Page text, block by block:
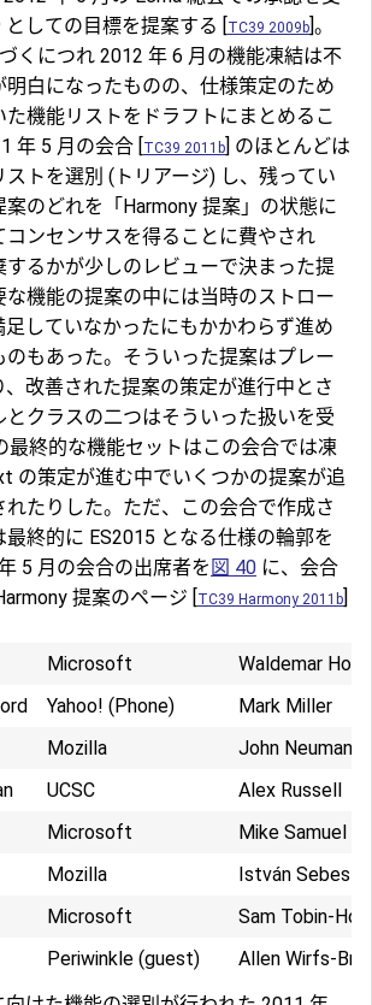
としての目標を提案する [TC39 2009b]。
くにつれ 2012 年 6 月の機能凍結は不
白になったものの、仕様策定のため
た機能リストをドラフトにまとめるこ
年 5 月の会合 [TC39 2011b] のほとんどは
トを選別 (トリアージ) し、残ってい
案のどれを「Harmony 提案」の状態に
コンセンサスを得ることに費やされ
するかが少しのレビューで決まった提
機能の提案の中には当時のストロー
足していなかったにもかかわらず進め
のもあった。そういった提案はプレー
改善された提案の策定が進行中とさ
とクラスの二つはそういった扱いを受
最終的な機能セットはこの会合では凍
の策定が進む中でいくつかの提案が追
たりした。ただ、この会合で作成さ
終的に ES2015 となる仕様の輪郭を
5 月の会合の出席者を 図 40 に、会合
提案のページ [TC39 Harmony 2011b]
Microsoft
Waldemar
Yahoo! (Phone)
Mark Miller
Mozilla
John Neumann
UCSC
Alex Russell
Microsoft
Mike Samuel
Mozilla
István
Microsoft
Sam Tobin-
Periwinkle (guest)
Allen Wirfs-